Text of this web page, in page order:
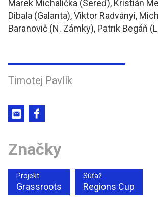
Marek Michalička (Sereď), Kristián
Dibala (Galanta), Viktor Radványi,
Baranovič (N. Zámky), Patrik Begáň
Timotej Pavlík
Značky
Projekt
Grassroots
Súťaž
Regions Cup